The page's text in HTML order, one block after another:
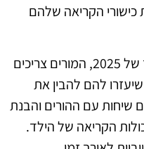
הקריאה שלהם
לכן, כדי להצליח במערכת החינוך של 2025, המורים צריכים
להם להבין את
שיחות עם ההורים והבנת
הקריאה של הילד.